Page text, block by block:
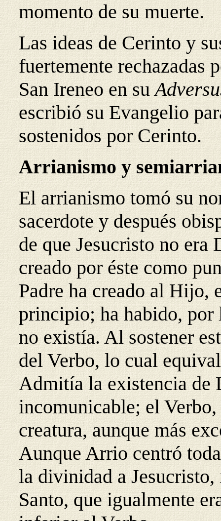
momento de su muerte.
Las ideas de Cerinto y
fuertemente rechazadas
San Ireneo en su
escribió su Evangelio
sostenidos por Cerinto.
Arrianismo y
El arrianismotomó su
sacerdote y después
de que Jesucristo no era
creado por éste como
Padre ha creado al Hijo,
principio; ha habido, por
no existía. Al sostener
del Verbo, lo cual
Admitía la existencia de
incomunicable; el
creatura, aunque más
Aunque Arrio centró
la divinidad a
Santo, que igualmente